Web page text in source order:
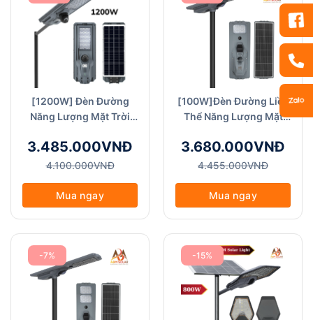
[1200W] Đèn Đường
Năng Lượng Mặt Trời
Minh ABMSOLAR
(SSTH1200W + Camera)
Cao Cấp , Chống Nước
IP68
3.485.000VNĐ
4.100.000VNĐ
Mua ngay
[100W]Đèn Đường Liền
Thể Năng Lượng Mặt
SS0100C) Đèn Công
Trình/Dự Án
3.680.000VNĐ
4.455.000VNĐ
Mua ngay
-7% -15%